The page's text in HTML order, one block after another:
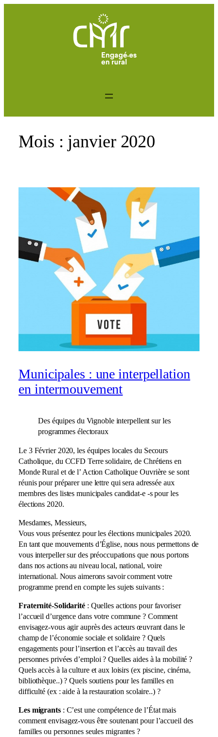
Mois : janvier 2020
Municipales : une interpellation
en intermouvement
Des équipes du Vignoble interpellent sur les
programmes électoraux
Le 3 Février 2020, les équipes locales du Secours
Catholique, du CCFD Terre solidaire, de Chrétiens en
Monde Rural et de l’ Action Catholique Ouvrière se sont
réunis pour préparer une lettre qui sera adressée aux
membres des listes municipales candidat-e -s pour les
élections 2020.
Mesdames, Messieurs,
Vous vous présentez pour les élections municipales 2020.
En tant que mouvements d’Église, nous nous permettons de
vous interpeller sur des préoccupations que nous portons
dans nos actions au niveau local, national, voire
international. Nous aimerons savoir comment votre
programme prend en compte les sujets suivants :
Fraternité-Solidarité: Quelles actions pour favoriser
l’accueil d’urgence dans votre commune ? Comment
envisagez-vous agir auprès des acteurs œuvrant dans le
champ de l’économie sociale et solidaire ? Quels
engagements pour l’insertion et l’accès au travail des
personnes privées d’emploi ? Quelles aides à la mobilité ?
Quels accès à la culture et aux loisirs (ex piscine, cinéma,
bibliothèque..) ? Quels soutiens pour les familles en
difficulté (ex : aide à la restauration scolaire..) ?
Les migrants: C’est une compétence de l’État mais
comment envisagez-vous être soutenant pour l’accueil des
familles ou personnes seules migrantes ?